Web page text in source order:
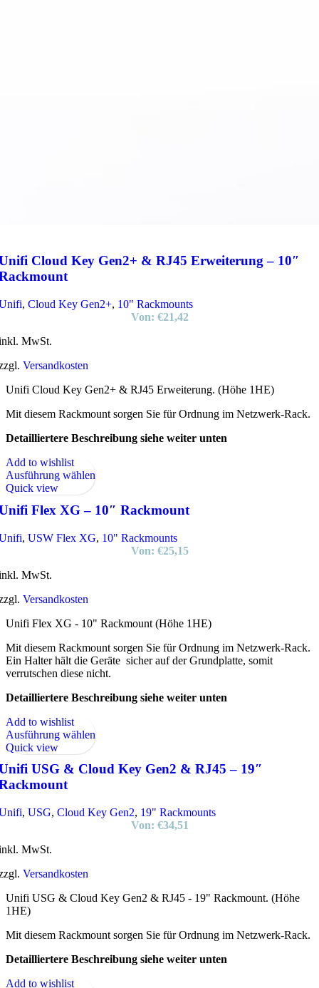
Cloud Key Gen2+ & RJ45 Erweiterung – 10″
, Cloud Key Gen2+, 10" Rackmounts
Von: €21,42
MwSt.
Versandkosten
Unifi Cloud Key Gen2+ & RJ45 Erweiterung. (Höhe 1HE)
Mit diesem Rackmount sorgen Sie für Ordnung im Netzwerk-Rack.
Detailliertere Beschreibung siehe weiter unten
Add to wishlist
Ausführung wählen
Quick view
Flex XG – 10″ Rackmount
, USW Flex XG, 10" Rackmounts
Von: €25,15
MwSt.
Versandkosten
Unifi Flex XG - 10" Rackmount (Höhe 1HE)
Mit diesem Rackmount sorgen Sie für Ordnung im Netzwerk-Rack.
Ein Halter hält die Geräte sicher auf der Grundplatte, somit
verrutschen diese nicht.
Detailliertere Beschreibung siehe weiter unten
Add to wishlist
Ausführung wählen
Quick view
USG & Cloud Key Gen2 & RJ45 – 19″
, USG, Cloud Key Gen2, 19" Rackmounts
Von: €34,51
MwSt.
Versandkosten
Unifi USG & Cloud Key Gen2 & RJ45 - 19" Rackmount. (Höhe
1HE)
Mit diesem Rackmount sorgen Sie für Ordnung im Netzwerk-Rack.
Detailliertere Beschreibung siehe weiter unten
Add to wishlist